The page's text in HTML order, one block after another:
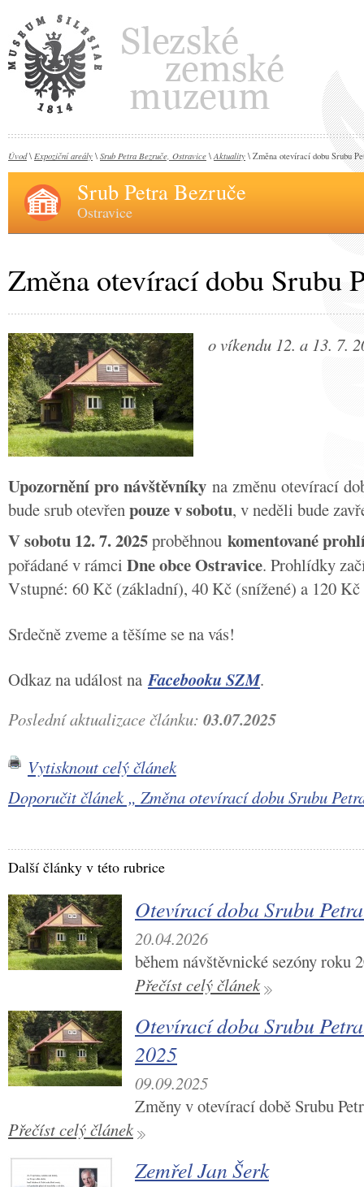
Úvod\ Expoziční areály \ Srub Petra Bezruče, Ostravice \Aktuality \ Změna otevírací dobu Srubu
Srub Petra Bezruče
Ostravice
Změna otevírací dobu Srubu
o víkendu 12. a 13. 7.
Upozornění pro návštěvníkyna změnu otevírací
bude srub otevřenpouze v sobotu, v neděli bude
V sobotu 12. 7. 2025proběhnou komentované
pořádané v rámci Dne obce Ostravice. Prohlídky
Vstupné: 60 Kč (základní), 40 Kč (snížené) a 120
Srdečně zveme a těšíme se na vás!
Odkaz na událost naFacebooku SZM.
Poslední aktualizace článku: 03.07.2025
Vytisknout celý článek
Doporučit článek „ Změna otevírací dobu Srubu
Další články v této rubrice
Otevírací doba Srubu
20.04.2026
během návštěvnické sezóny roku
Přečíst celý článek
Otevírací doba Srubu
2025
09.09.2025
Změny v otevírací době Srubu
Přečíst celý článek
Zemřel Jan Šerk